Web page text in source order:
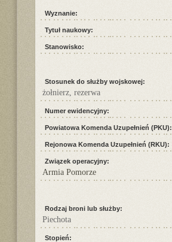
Wyznanie:
Tytuł naukowy:
Stanowisko:
Stosunek do służby wojskowej:
żołnierz, rezerwa
Numer ewidencyjny:
Powiatowa Komenda Uzupełnień (PKU):
Rejonowa Komenda Uzupełnień (RKU):
Związek operacyjny:
Armia Pomorze
Rodzaj broni lub służby:
Piechota
Stopień: